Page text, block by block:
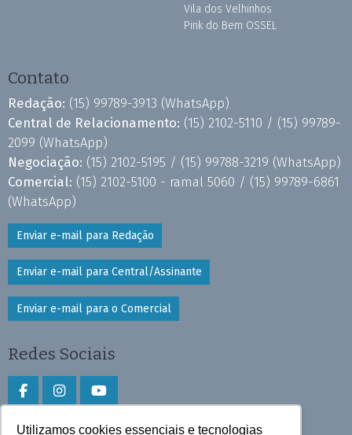
Utilizamos cookies essenciais e tecnologias
Vila dos Velhinhos
Pink do Bem OSSEL
Contato
Redação: (15) 99789-3913 (WhatsApp)
Central de Relacionamento: (15) 2102-5110 / (15) 99789-
2099 (WhatsApp)
Negociação: (15) 2102-5195 / (15) 99788-3219 (WhatsApp)
Comercial: (15) 2102-5100 - ramal 5060 / (15) 99789-6861
(WhatsApp)
Enviar e-mail para Redação
Enviar e-mail para Central/Assinante
Enviar e-mail para o Comercial
Redes Sociais